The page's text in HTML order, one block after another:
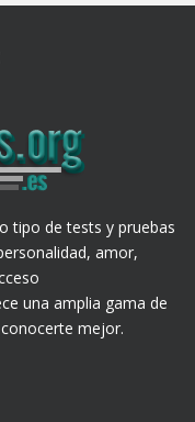
tipo de tests y pruebas
amor,
una amplia gama de
mejor.